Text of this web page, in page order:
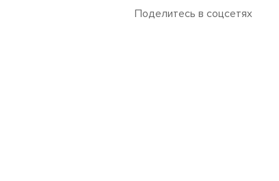
Поделитесь в соцсетях